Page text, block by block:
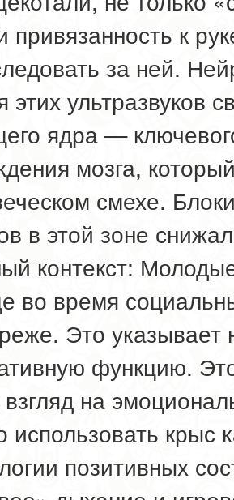
привязанность к
за ней.
этих ультразвуков
ядра —
мозга,
смехе.
в этой зоне
контекст:
во время
Это указывает
функцию.
на
использовать крыс
позитивных